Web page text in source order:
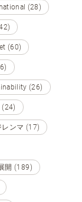
(28)
(60)
(26)
(24)
レンマ (17)
開 (189)